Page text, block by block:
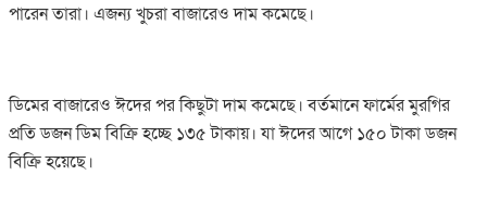
পারেন তারা। এজন্য খুচরা বাজারেও দাম কমেছে।
ডিমের বাজারেও ঈদের পর কিছুটা দাম কমেছে। বর্তমানে ফার্মের মুরগির
প্রতি ডজন ডিম বিক্রি হচ্ছে ১৩৫ টাকায়। যা ঈদের আগে ১৫০ টাকা ডজন
বিক্রি হয়েছে।